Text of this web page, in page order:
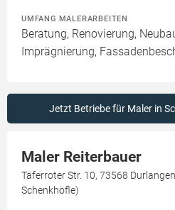
UMFANG MALERARBEITEN
Beratung, Renovierung,
Imprägnierung,
Jetzt Betriebe für Maler in
Maler Reiterbauer
Täferroter Str. 10, 73568
Schenkhöfle)